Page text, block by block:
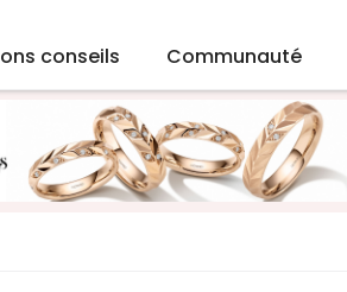
conseils Communauté